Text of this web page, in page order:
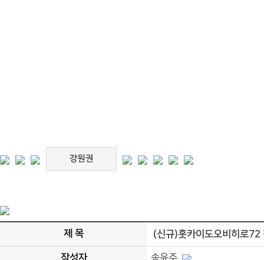
제 목 (신규)훗카이도오비히로72
작성자 송윤주